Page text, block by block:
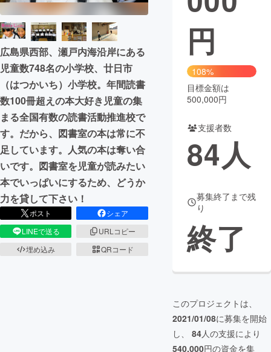
ビジネス・起業
まちづくり・地域活性化
CAMPFIRE for Social Good
CAMPFIRE Creation
CAMPFIREふるさと納税machi-ya コミュニティ
広島県西部、瀬戸内海沿岸にある
児童数748名の小学校、廿日市
（はつかいち）小学校。年間読書
数100冊超えの本大好き児童の集
まる全国有数の読書活動推進校で
す。だから、図書室の本は常に不
足しています。人気の本は奪い合
いです。図書室を児童が読みたい
本でいっぱいにするため、どうか
力を貸して下さい！
ポスト
シェア
LINEで送る
URLコピー
埋め込み
QRコード
円
108%
目標金額は
500,000円
支援者数
84人
募集終了まで残
り
終了
このプロジェクトは、
2021/01/08に募集を開始
し、 84人の支援により
540,000円の資金を集